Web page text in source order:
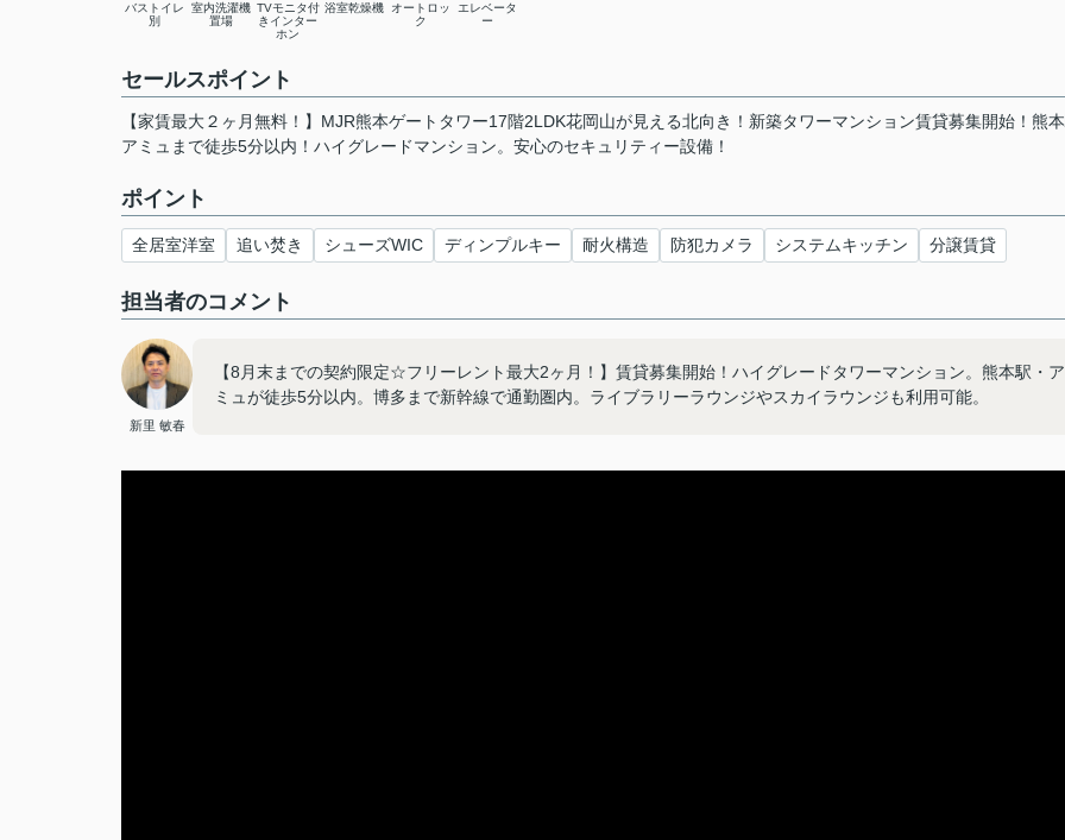
バストイレ
別
室内洗濯機
置場
TVモニタ付
きインター
ホン
浴室乾燥機
オートロッ
ク
エレベータ
ー
セールスポイント
【家賃最大２ヶ月無料！】MJR熊本ゲートタワー17階2LDK花岡山が見える北向き！新築タワーマンション賃貸募集開始！熊本
アミュまで徒歩5分以内！ハイグレードマンション。安心のセキュリティー設備！
ポイント
全居室洋室 追い焚き シューズWIC ディンプルキー 耐火構造 防犯カメラ システムキッチン 分譲賃貸
担当者のコメント
新里 敏春
【8月末までの契約限定☆フリーレント最大2ヶ月！】賃貸募集開始！ハイグレードタワーマンション。熊本駅・ア
ミュが徒歩5分以内。博多まで新幹線で通勤圏内。ライブラリーラウンジやスカイラウンジも利用可能。